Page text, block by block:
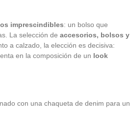
imprescindibles: un bolso que
La selección de accesorios, bolsos y
a calzado, la elección es decisiva:
en la composición de un look
con una chaqueta de denim para un